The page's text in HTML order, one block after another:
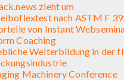
zieht um
nach ASTM F
von Instant
Coaching
Weiterbildung in der
Machinery Conference